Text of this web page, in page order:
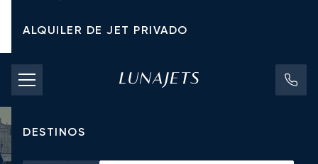
ALQUILER DE JET PRIVADO
TARIFAS DE CHÁRTER
JETS PRIVADOS
DESTINOS